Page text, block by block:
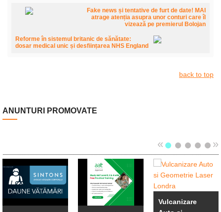
Fake news și tentative de furt de date! MAI
atrage atenția asupra unor conturi care îl
vizează pe premierul Bolojan
Reforme în sistemul britanic de sănătate:
dosar medical unic și desființarea NHS England
back to top
ANUNTURI PROMOVATE
« »
Vulcanizare